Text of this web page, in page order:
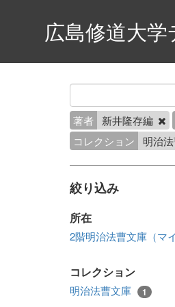
広島修道大
著者 新井隆存編
コレクション
明治
絞り込み
所在
2階明治法曹文庫（マ
コレクション
明治法曹文庫 1